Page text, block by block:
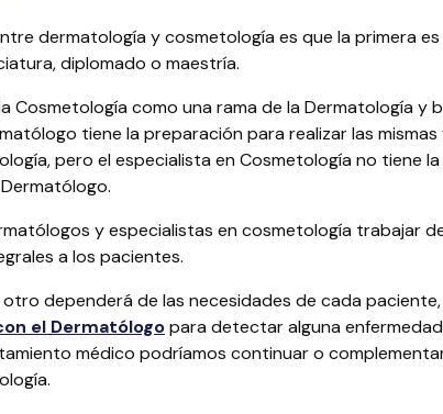
dermatología y cosmetología es que la primera
diplomado o maestría.
Cosmetología como una rama de la Dermatología y
tiene la preparación para realizar las mismas
pero el especialista en Cosmetología no tiene
y especialistas en cosmetología trabajar
a los pacientes.
dependerá de las necesidades de cada
el Dermatólogopara detectar alguna
médico podríamos continuar o